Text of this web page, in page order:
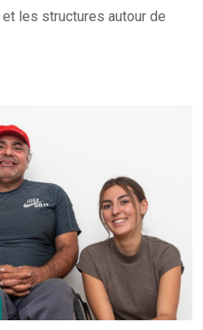
les structures autour de